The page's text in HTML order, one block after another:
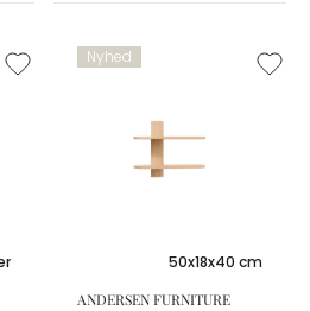
Nyhed
50x18x40 cm
ANDERSEN FURNITURE